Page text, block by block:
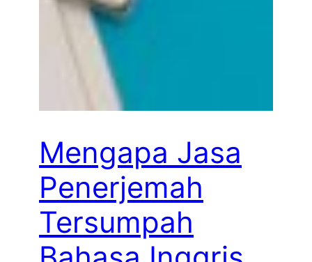
Mengapa Jasa
Penerjemah
Tersumpah